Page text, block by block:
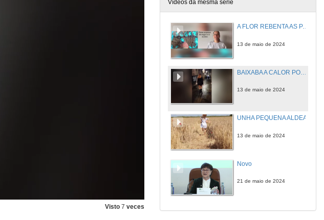
Visto 7 veces
Vídeos da mesma serie
A FLOR REBENTA AS PAREDES
13 de maio de 2024
13 de maio de 2024
UNHA PEQUENA ALDEA
13 de maio de 2024
Novo
21 de maio de 2024